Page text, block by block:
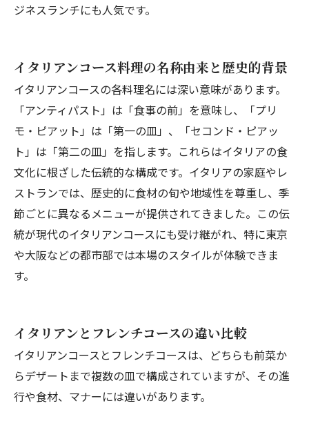
ジネスランチにも人気です。
イタリアンコース料理の名称由来と歴史的背景
イタリアンコースの各料理名には深い意味があります。
「アンティパスト」は「食事の前」を意味し、「プリ
モ・ピアット」は「第一の皿」、「セコンド・ピアッ
ト」は「第二の皿」を指します。これらはイタリアの食
文化に根ざした伝統的な構成です。イタリアの家庭やレ
ストランでは、歴史的に食材の旬や地域性を尊重し、季
節ごとに異なるメニューが提供されてきました。この伝
統が現代のイタリアンコースにも受け継がれ、特に東京
や大阪などの都市部では本場のスタイルが体験できま
す。
イタリアンとフレンチコースの違い比較
イタリアンコースとフレンチコースは、どちらも前菜か
らデザートまで複数の皿で構成されていますが、その進
行や食材、マナーには違いがあります。